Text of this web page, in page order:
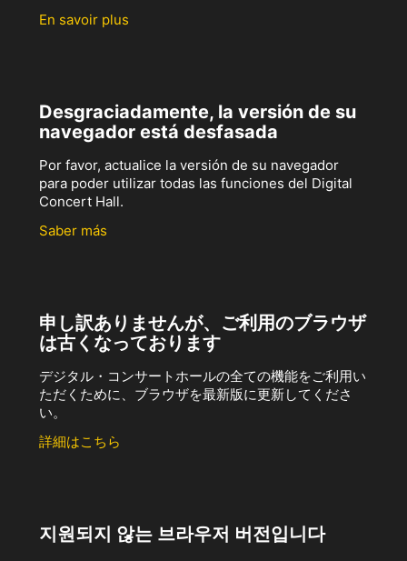
En savoir plus
Desgraciadamente, la versión de su
navegador está desfasada
Por favor, actualice la versión de su navegador
para poder utilizar todas las funciones del Digital
Concert Hall.
Saber más
申し訳ありませんが、ご利用のブラウザ
は古くなっております
デジタル・コンサートホールの全ての機能をご利用い
ただくために、ブラウザを最新版に更新してくださ
い。
詳細はこちら
지원되지 않는 브라우저 버전입니다